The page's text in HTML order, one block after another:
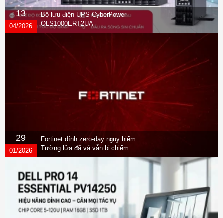
13
04/2026
Bộ lưu điện UPS CyberPower
OLS1000ERT2UA
29
01/2026
Fortinet dính zero-day nguy hiểm:
Tường lửa đã vá vẫn bị chiếm
quyền